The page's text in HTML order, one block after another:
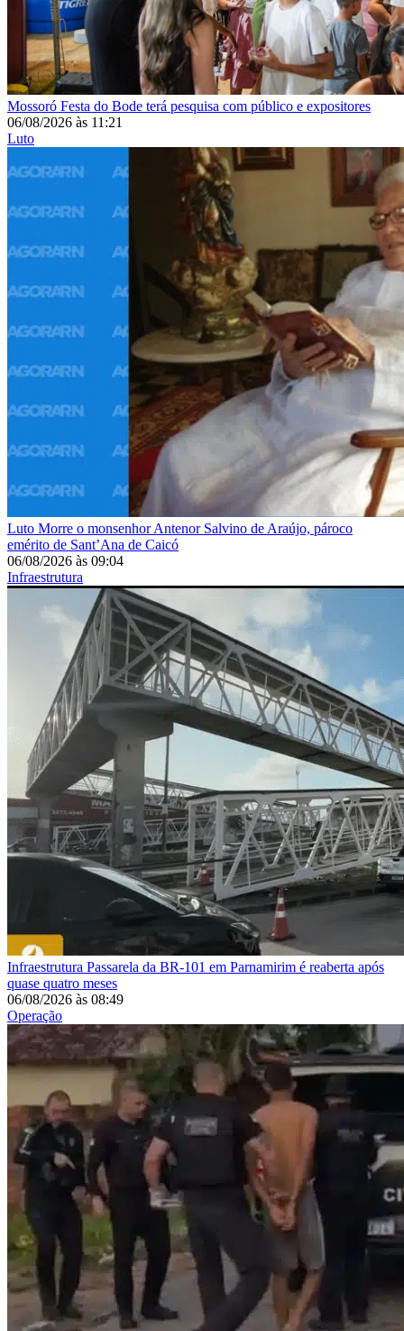
Mossoró Festa do Bode terá pesquisa com público e expositores
06/08/2026 às 11:21
Luto
Luto Morre o monsenhor Antenor Salvino de Araújo, pároco
emérito de Sant’Ana de Caicó
06/08/2026 às 09:04
Infraestrutura
Infraestrutura Passarela da BR-101 em Parnamirim é reaberta após
quase quatro meses
06/08/2026 às 08:49
Operação